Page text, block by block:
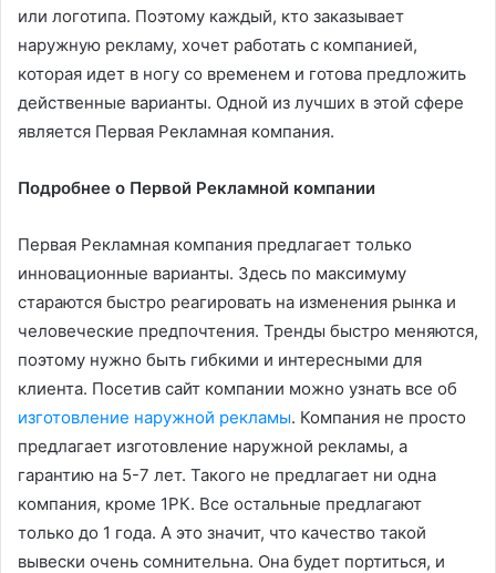
или логотипа. Поэтому каждый, кто заказывает
наружную рекламу, хочет работать с компанией,
которая идет в ногу со временем и готова предложить
действенные варианты. Одной из лучших в этой сфере
является Первая Рекламная компания.
Подробнее о Первой Рекламной компании
Первая Рекламная компания предлагает только
инновационные варианты. Здесь по максимуму
стараются быстро реагировать на изменения рынка и
человеческие предпочтения. Тренды быстро меняются,
поэтому нужно быть гибкими и интересными для
клиента. Посетив сайт компании можно узнать все об
изготовление наружной рекламы. Компания не просто
предлагает изготовление наружной рекламы, а
гарантию на 5-7 лет. Такого не предлагает ни одна
компания, кроме 1РК. Все остальные предлагают
только до 1 года. А это значит, что качество такой
вывески очень сомнительна. Она будет портиться, и